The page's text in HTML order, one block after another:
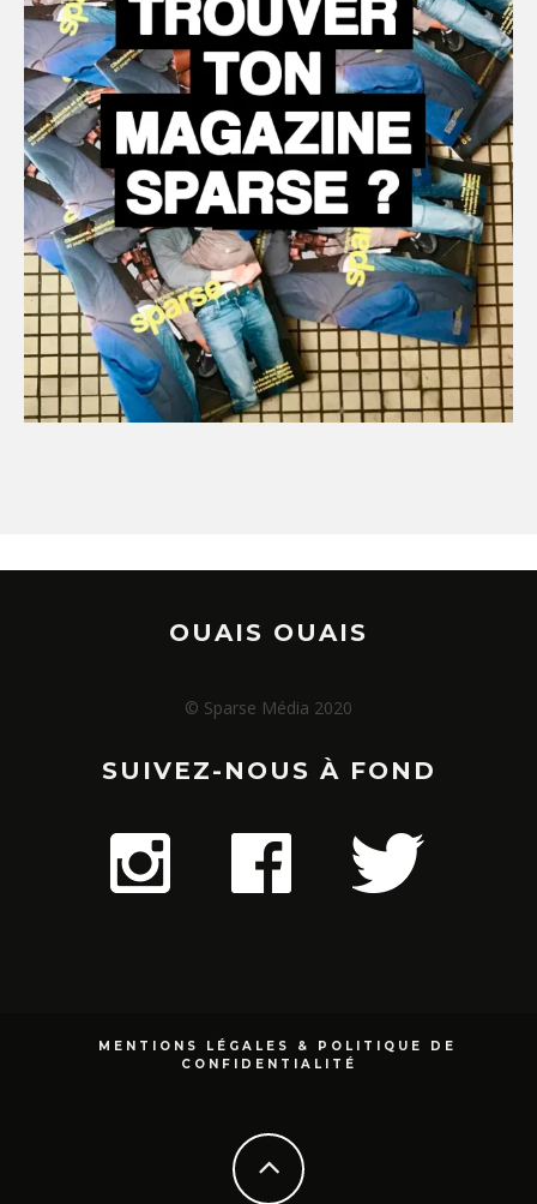
OUAIS OUAIS
© Sparse Média 2020
SUIVEZ-NOUS À FOND
MENTIONS LÉGALES & POLITIQUE DE
CONFIDENTIALITÉ